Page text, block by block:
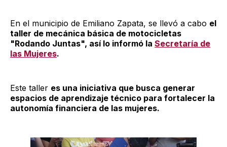
En el municipio de Emiliano Zapata, se llevó a cabo el
taller de mecánica básica de motocicletas
"Rodando Juntas", así lo informó la Secretaría de
las Mujeres.
Este taller es una iniciativa que busca generar
espacios de aprendizaje técnico para fortalecer la
autonomía financiera de las mujeres.